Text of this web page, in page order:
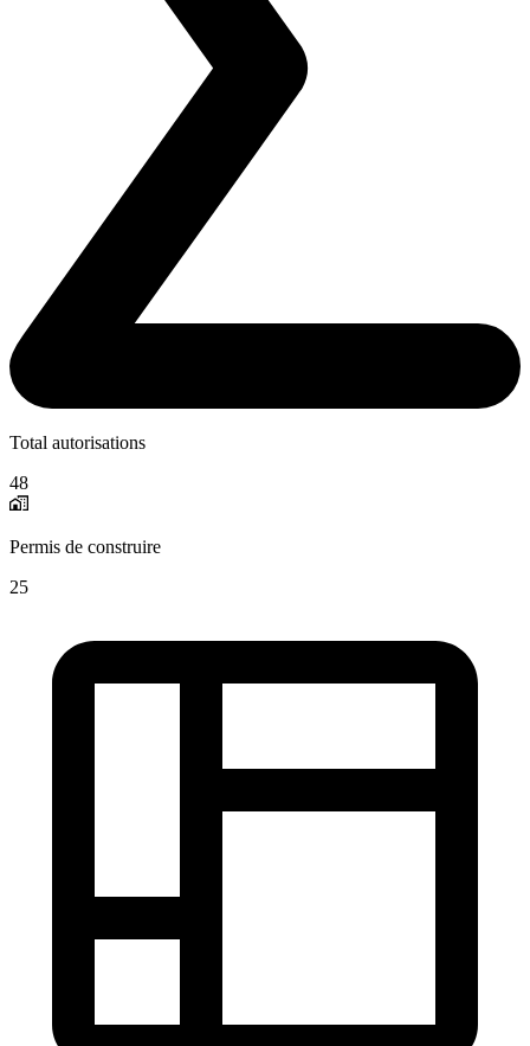
Total autorisations
48
Permis de construire
25